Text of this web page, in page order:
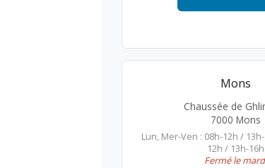
Mons
Chaussée de
7000 Mons
Lun, Mer-Ven : 08h-12h / 13h-
12h / 13h-16h
Fermé le